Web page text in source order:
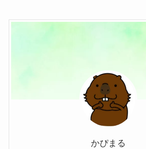
かぴまる